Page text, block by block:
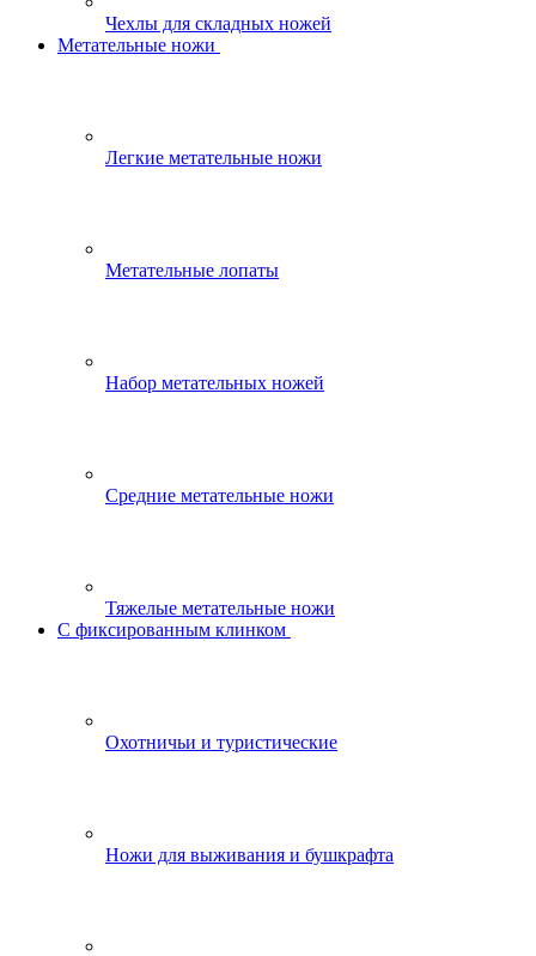
Чехлы для складных ножей
Метательные ножи
Легкие метательные ножи
Метательные лопаты
Набор метательных ножей
Средние метательные ножи
Тяжелые метательные ножи
С фиксированным клинком
Охотничьи и туристические
Ножи для выживания и бушкрафта